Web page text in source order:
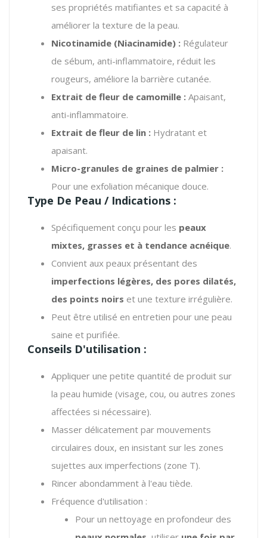
ses propriétés matifiantes et sa capacité à
améliorer la texture de la peau.
Nicotinamide (Niacinamide) : Régulateur
de sébum, anti-inflammatoire, réduit les
rougeurs, améliore la barrière cutanée.
Extrait de fleur de camomille : Apaisant,
anti-inflammatoire.
Extrait de fleur de lin : Hydratant et
apaisant.
Micro-granules de graines de palmier :
Pour une exfoliation mécanique douce.
Type De Peau / Indications :
Spécifiquement conçu pour les peaux
mixtes, grasses et à tendance acnéique.
Convient aux peaux présentant des
imperfections légères, des pores dilatés,
des points noirs et une texture irrégulière.
Peut être utilisé en entretien pour une peau
saine et purifiée.
Conseils D'utilisation :
Appliquer une petite quantité de produit sur
la peau humide (visage, cou, ou autres zones
affectées si nécessaire).
Masser délicatement par mouvements
circulaires doux, en insistant sur les zones
sujettes aux imperfections (zone T).
Rincer abondamment à l'eau tiède.
Fréquence d'utilisation :
Pour un nettoyage en profondeur des